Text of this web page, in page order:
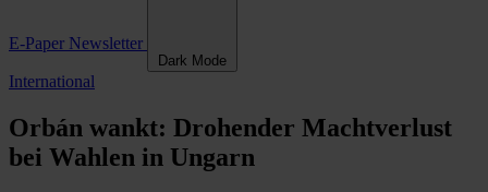
E-Paper Newsletter
Dark Mode
International
Orbán wankt: Drohender Machtverlust
bei Wahlen in Ungarn